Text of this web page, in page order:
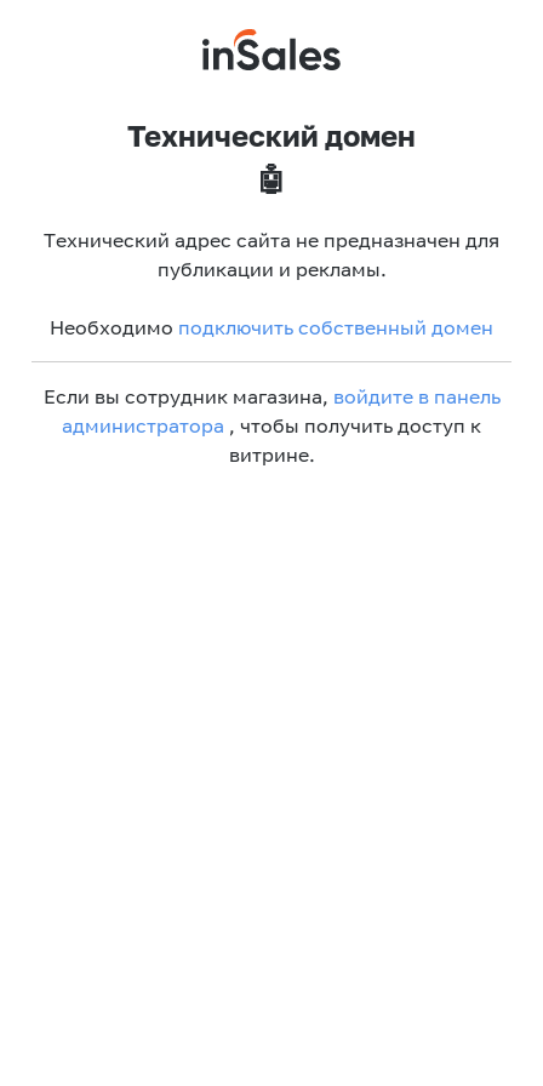
Технический домен
🤖
Технический адрес сайта не предназначен для
публикации и рекламы.
Необходимо подключить собственный домен
Если вы сотрудник магазина, войдите в панель
администратора , чтобы получить доступ к
витрине.